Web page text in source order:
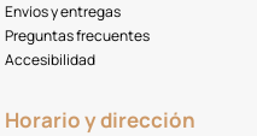
Envíos y entregas
Preguntas frecuentes
Accesibilidad
Horario y dirección